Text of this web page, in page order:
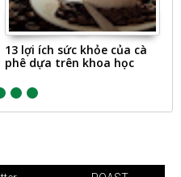
13 lợi ích sức khỏe của cà
phê dựa trên khoa học